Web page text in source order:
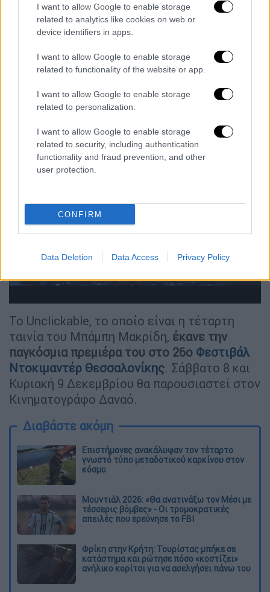
I want to allow Google to enable storage
related to analytics like cookies on web or
device identifiers in apps.
I want to allow Google to enable storage
related to functionality of the website or app.
I want to allow Google to enable storage
related to personalization.
I want to allow Google to enable storage
related to security, including authentication
functionality and fraud prevention, and other
user protection.
CONFIRM
Data Deletion Data Access Privacy Policy
διαφήμιση, το δυοπώλιο των
GoogleκαιFacebookκαι τα γνωστά και
λιγότερο γνωστά θύματα της διαφημιστικής
απάτης, από το μεγαθήριο που είναι ηUber
Ποιος είναι ο αντίκτυπος της διαφημιστικής
απάτης στην οικονομία του διαδικτύου, στις
κοινωνίες μας και -κυρίως- στην ίδια τη
δημοκρατία;
Το Unclickable, το οποίο είναι η τέταρτη
ταινία του Μπάμπη Μακρίδη, έκανε την
παγκόσμια πρεμιέρα του στο 26ο Φεστιβάλ
Ντοκιμαντέρ Θεσσαλονίκης. Σάββατο 8 και
Κυριακή 9 Δεκεμβρίου θα παρουσιαστεί στον
Κινηματογράφο Δαναό.
Διαβάστε ακόμη
Επιστήμονες ανακάλυψαν τον τέταρτο
γνωστό τύπο μεταδοτικού καρκίνου στον
κόσμο
Μουντιάλ 2026: «Θα ανατινάξω τον Μέσι με
τέσσερις βόμβες» - Οι τρομοκρατικές
απειλές που ερεύνησε το FBI
Φρίκη στην Κρήτη: Τουρίστας μπήκε σε
κατάστημα και ρώτησε πόσο «κοστίζει»
ανήλικο κορίτσι για να ασελγήσει πάνω του